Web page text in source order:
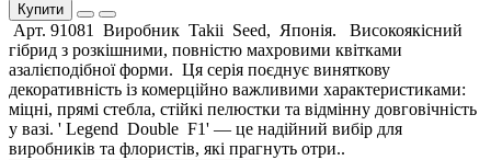
Купити
Арт. 91081 Виробник Takii Seed, Японія. Високоякісний
гібрид з розкішними, повністю махровими квітками
азалієподібної форми. Ця серія поєднує виняткову
декоративність із комерційно важливими характеристиками:
міцні, прямі стебла, стійкі пелюстки та відмінну довговічність
у вазі. ' Legend Double F1' — це надійний вибір для
виробників та флористів, які прагнуть отри..